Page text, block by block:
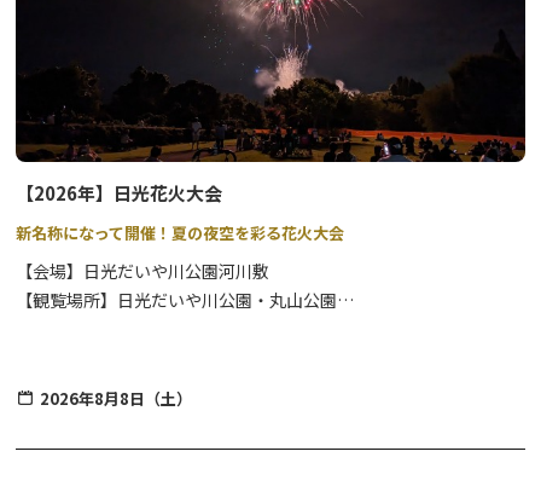
・網などの捕獲用具の使用、魚のお持ち帰りは禁止と
させていただきます。
※犬などペットはお断りさせていただきます。何卒、ご
理解をよろしくお願いいたします。
mekke日光郷土センター、足尾案内所、日光市営バス（足尾線）
東武日光駅、JR日光駅構内観光案内所、
足尾環境学習センター
わたらせ渓谷鐡道駅構内 など
☆★足尾町納涼祭 開催情報★☆
令和8年8月13日に、足尾町納涼祭が開催されます。
詳細は以下のリンクをご参照ください。
【2026年】日光花火大会
新名称になって開催！夏の夜空を彩る花火大会
【会場】日光だいや川公園河川敷
【観覧場所】日光だいや川公園・丸山公園
日光の夏の風物詩、8月に開催される花火大会は、観覧場所は涼や
かな河川敷なのでロケーションも最高です。レジャーシートやイス
2026年8月8日（土）